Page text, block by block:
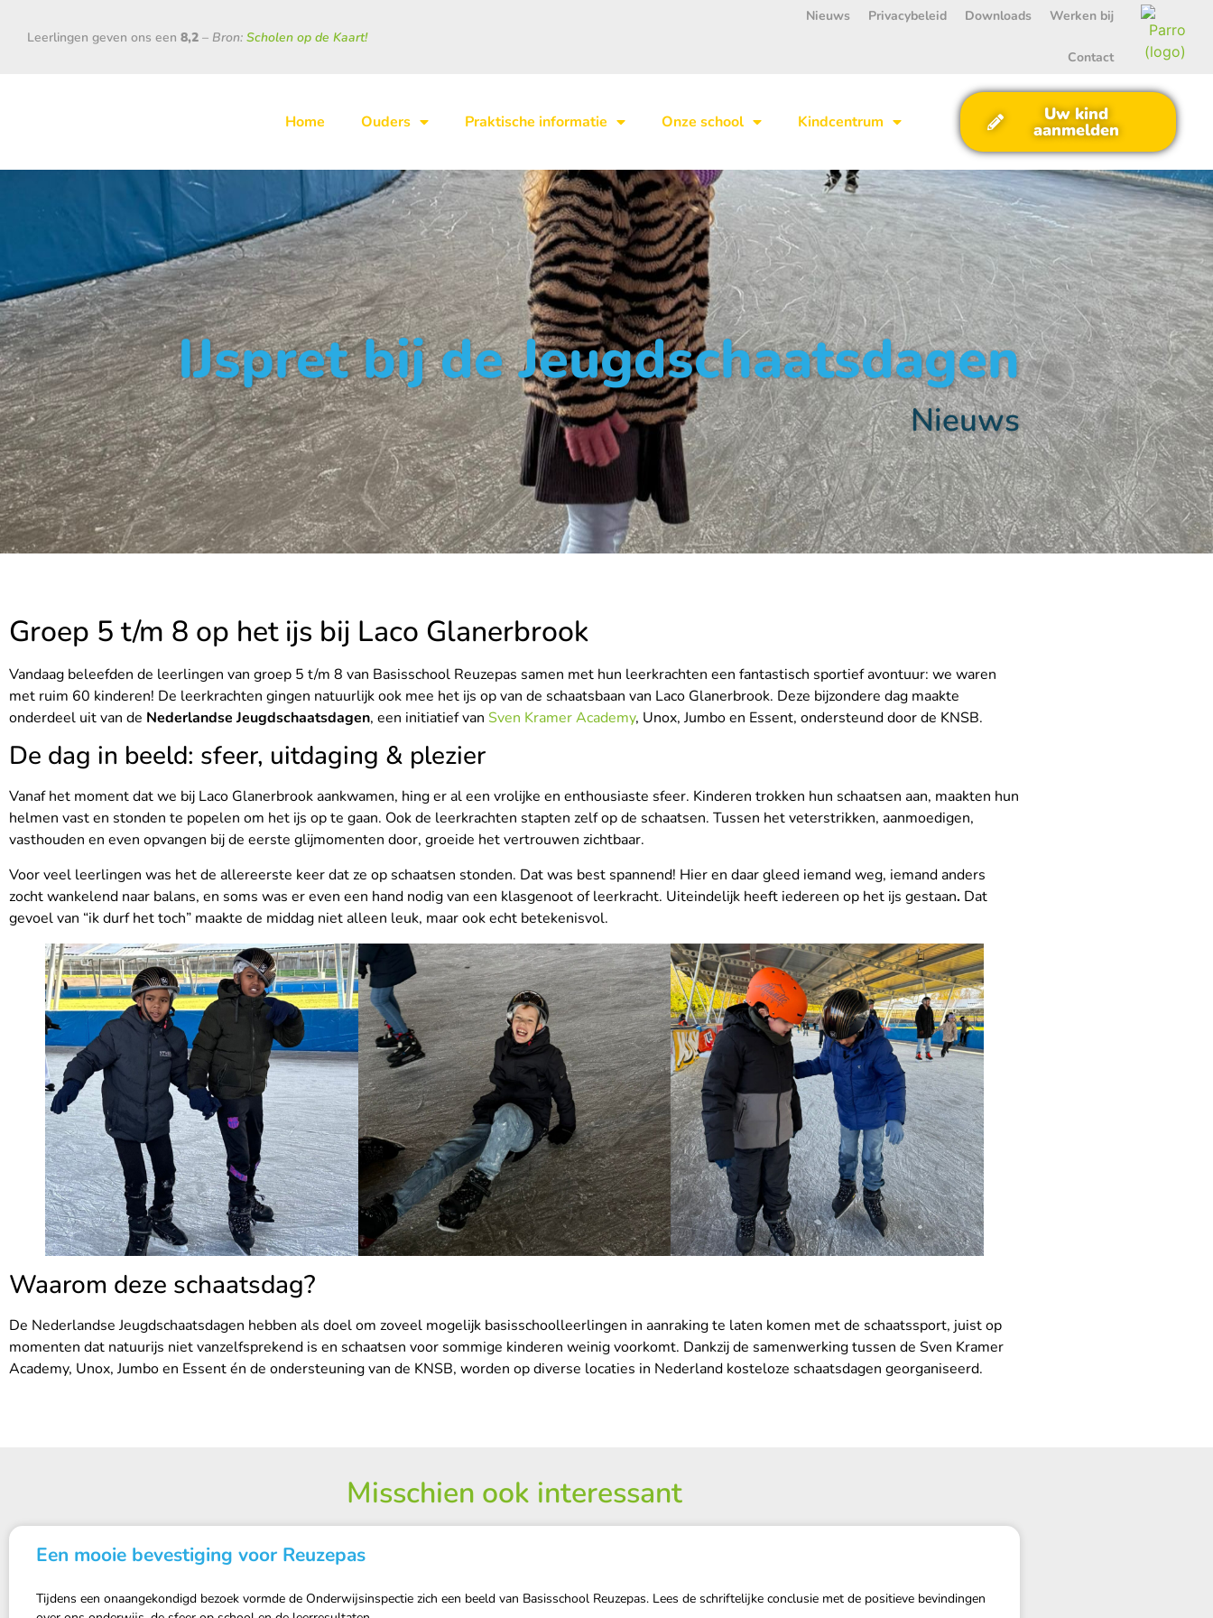
Leerlingen geven ons een 8,2 – Bron: Scholen op de Kaart!
Nieuws Privacybeleid Downloads Werken bij
Contact
Home Ouders Praktische informatie Onze school Kindcentrum Uw kind
aanmelden
IJspret bij de Jeugdschaatsdagen
Nieuws
Groep 5 t/m 8 op het ijs bij Laco Glanerbrook
Vandaag beleefden de leerlingen van groep 5 t/m 8 van Basisschool Reuzepas samen met hun leerkrachten een fantastisch sportief avontuur: we waren
met ruim 60 kinderen! De leerkrachten gingen natuurlijk ook mee het ijs op van de schaatsbaan van Laco Glanerbrook. Deze bijzondere dag maakte
onderdeel uit van de Nederlandse Jeugdschaatsdagen, een initiatief van Sven Kramer Academy, Unox, Jumbo en Essent, ondersteund door de KNSB.
De dag in beeld: sfeer, uitdaging & plezier
Vanaf het moment dat we bij Laco Glanerbrook aankwamen, hing er al een vrolijke en enthousiaste sfeer. Kinderen trokken hun schaatsen aan, maakten hun
helmen vast en stonden te popelen om het ijs op te gaan. Ook de leerkrachten stapten zelf op de schaatsen. Tussen het veterstrikken, aanmoedigen,
vasthouden en even opvangen bij de eerste glijmomenten door, groeide het vertrouwen zichtbaar.
Voor veel leerlingen was het de allereerste keer dat ze op schaatsen stonden. Dat was best spannend! Hier en daar gleed iemand weg, iemand anders
zocht wankelend naar balans, en soms was er even een hand nodig van een klasgenoot of leerkracht. Uiteindelijk heeft iedereen op het ijs gestaan. Dat
gevoel van “ik durf het toch” maakte de middag niet alleen leuk, maar ook echt betekenisvol.
Waarom deze schaatsdag?
De Nederlandse Jeugdschaatsdagen hebben als doel om zoveel mogelijk basisschoolleerlingen in aanraking te laten komen met de schaatssport, juist op
momenten dat natuurijs niet vanzelfsprekend is en schaatsen voor sommige kinderen weinig voorkomt. Dankzij de samenwerking tussen de Sven Kramer
Academy, Unox, Jumbo en Essent én de ondersteuning van de KNSB, worden op diverse locaties in Nederland kosteloze schaatsdagen georganiseerd.
Misschien ook interessant
Een mooie bevestiging voor Reuzepas
Tijdens een onaangekondigd bezoek vormde de Onderwijsinspectie zich een beeld van Basisschool Reuzepas. Lees de schriftelijke conclusie met de positieve bevindingen